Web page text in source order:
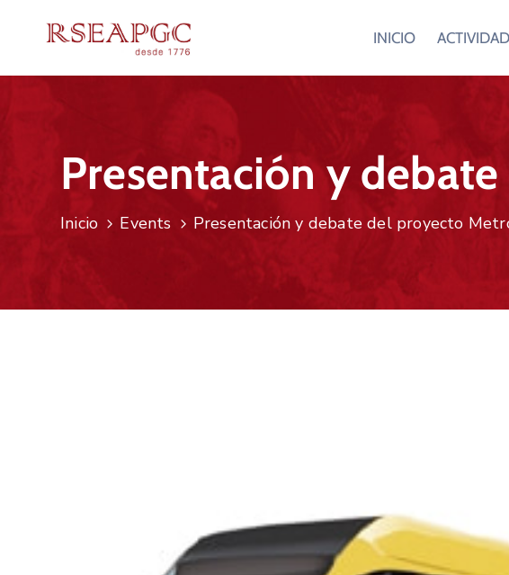
INICIO
Presentación y
Inicio Events Presentación y debate del proyecto